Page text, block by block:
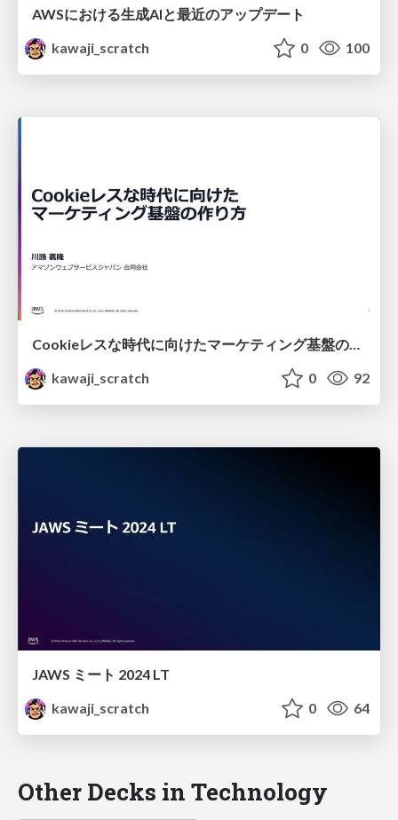
AWSにおける生成AIと最近のアップデート
kawaji_scratch
0 100
Cookieレスな時代に向けたマーケティング基盤の作り方
kawaji_scratch
0 92
JAWS ミート 2024 LT
kawaji_scratch
0 64
Other Decks in Technology